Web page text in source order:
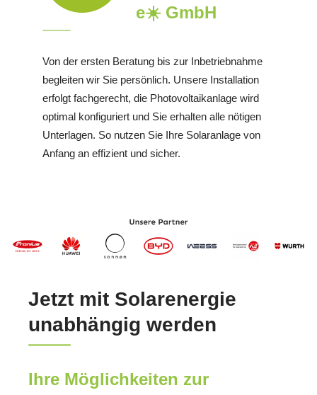
e☀️ GmbH
Von der ersten Beratung bis zur Inbetriebnahme
begleiten wir Sie persönlich. Unsere Installation
erfolgt fachgerecht, die Photovoltaikanlage wird
optimal konfiguriert und Sie erhalten alle nötigen
Unterlagen. So nutzen Sie Ihre Solaranlage von
Anfang an effizient und sicher.
Jetzt mit Solarenergie
unabhängig werden
Ihre Möglichkeiten zur